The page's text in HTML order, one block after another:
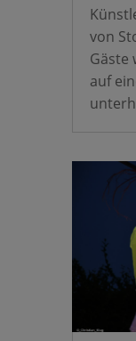
von
Gäste
auf